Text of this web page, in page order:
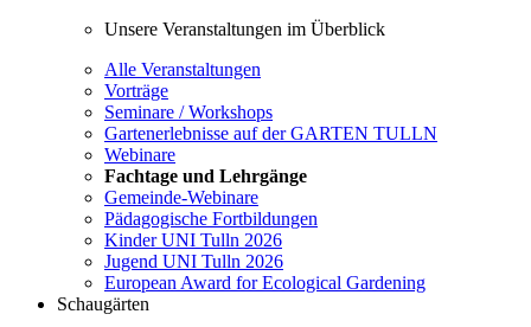
Unsere Veranstaltungen im Überblick
Alle Veranstaltungen
Vorträge
Seminare / Workshops
Gartenerlebnisse auf der GARTEN TULLN
Webinare
Fachtage und Lehrgänge
Gemeinde-Webinare
Pädagogische Fortbildungen
Kinder UNI Tulln 2026
Jugend UNI Tulln 2026
European Award for Ecological Gardening
Schaugärten